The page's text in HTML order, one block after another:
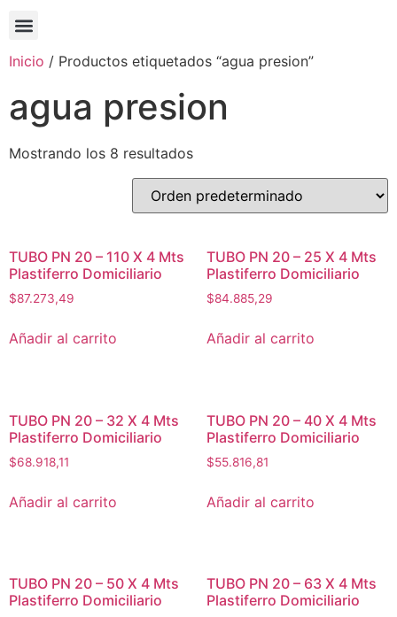
Inicio / Productos etiquetados “agua presion”
agua presion
Mostrando los 8 resultados
TUBO PN 20 – 110 X 4 Mts
Plastiferro Domiciliario
$87.273,49
Añadir al carrito
TUBO PN 20 – 25 X 4 Mts
Plastiferro Domiciliario
$84.885,29
Añadir al carrito
TUBO PN 20 – 32 X 4 Mts
Plastiferro Domiciliario
$68.918,11
Añadir al carrito
TUBO PN 20 – 40 X 4 Mts
Plastiferro Domiciliario
$55.816,81
Añadir al carrito
TUBO PN 20 – 50 X 4 Mts
Plastiferro Domiciliario
TUBO PN 20 – 63 X 4 Mts
Plastiferro Domiciliario